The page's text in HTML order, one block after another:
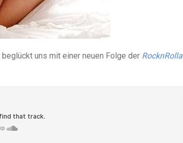
beglückt uns mit einer neuen Folge der RocknRolla